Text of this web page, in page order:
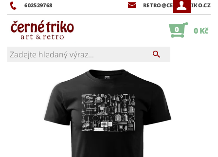
602529768 RETRO@CERNETRIKO.CZ
0 0 Kč